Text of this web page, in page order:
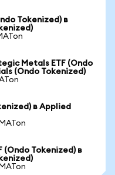
Tokenized) в
Metals ETF (Ondo
(Ondo Tokenized)
в Applied
(Ondo Tokenized) в